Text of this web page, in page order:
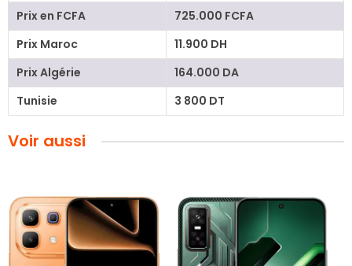
Prix en FCFA
725.000 FCFA
Prix Maroc
11.900 DH
Prix Algérie
164.000 DA
Tunisie
3 800 DT
Voir aussi